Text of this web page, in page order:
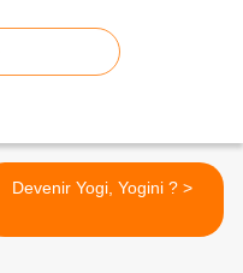
Devenir Yogi, Yogini ? >